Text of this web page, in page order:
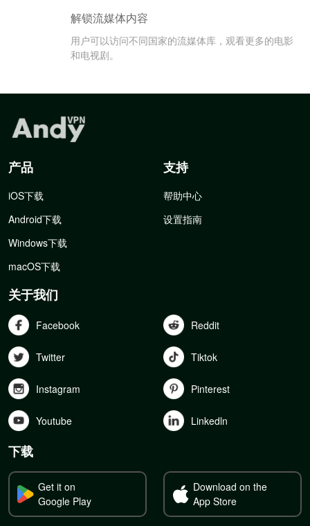
解锁流媒体内容
用户可以访问不同国家的流媒体库，观看更多的电影
和电视剧。
产品
iOS下载
Android下载
Windows下载
macOS下载
支持
帮助中心
设置指南
关于我们
Facebook Reddit
Twitter Tiktok
Instagram Pinterest
Youtube Linkedln
下载
Get it on
Google Play
Download on the
App Store